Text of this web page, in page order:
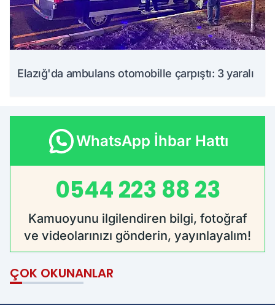
Elazığ'da ambulans otomobille çarpıştı: 3 yaralı
WhatsApp İhbar Hattı
0544 223 88 23
Kamuoyunu ilgilendiren bilgi, fotoğraf
ve videolarınızı gönderin, yayınlayalım!
ÇOK OKUNANLAR